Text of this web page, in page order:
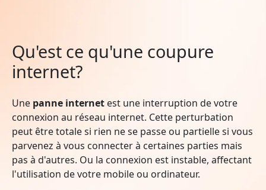
Qu'est ce qu'une coupure
internet?
Une panne internet est une interruption de votre
connexion au réseau internet. Cette perturbation
peut être totale si rien ne se passe ou partielle si vous
parvenez à vous connecter à certaines parties mais
pas à d'autres. Ou la connexion est instable, affectant
l'utilisation de votre mobile ou ordinateur.